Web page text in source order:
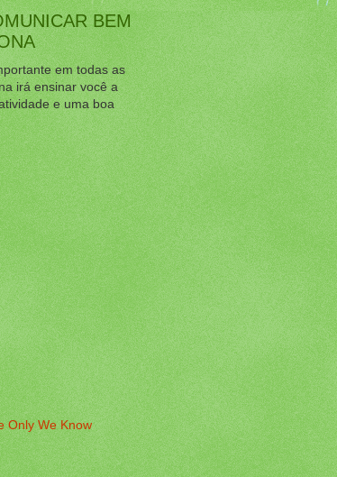
BEM
em todas as
irá ensinar você a
e uma boa
Only We Know